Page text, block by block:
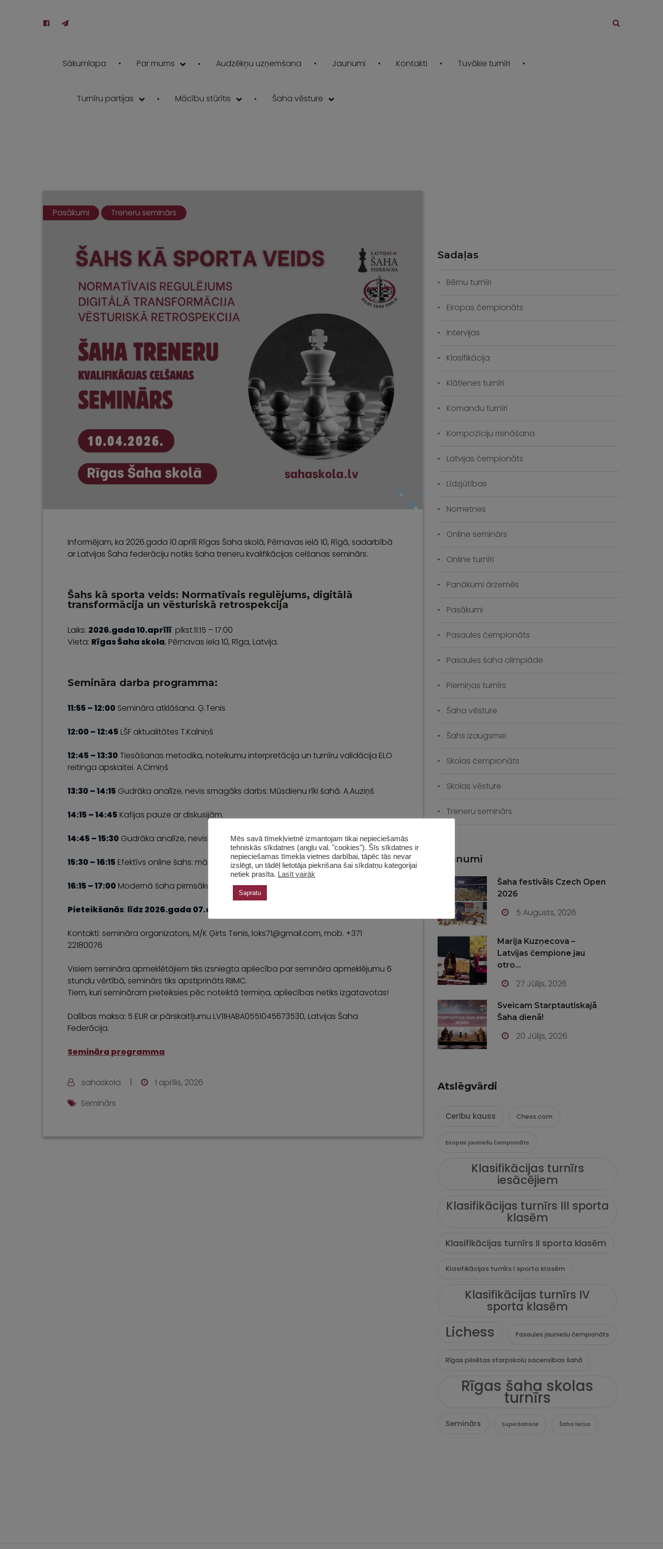
Sākumlapa Par mums Audzēkņu uzņemšana Jaunumi Kontakti Tuvākie turnīri
Turnīru partijas Mācību stūrītis Šaha vēsture
Pasākumi Treneru seminārs
Informējam, ka 2026.gada 10.aprīlī Rīgas Šaha skolā, Pērnavas ielā 10, Rīgā, sadarbībā
ar Latvijas Šaha federāciju notiks šaha treneru kvalifikācijas celšanas seminārs.
Šahs kā sporta veids: Normatīvais regulējums, digitālā
transformācija un vēsturiskā retrospekcija
Laiks: 2026.gada 10.aprīlī plkst.11:15 – 17:00
Vieta: Rīgas Šaha skola, Pērnavas iela 10, Rīga, Latvija.
Semināra darba programma:
11:55 – 12:00 Semināra atklāšana. Ģ.Tenis
12:00 – 12:45 LŠF aktualitātes T.Kalniņš
12:45 – 13:30 Tiesāšanas metodika, noteikumu interpretācija un turnīru validācija ELO
reitinga apskaitei. A.Cimiņš
13:30 – 14:15 Gudrāka analīze, nevis smagāks darbs: Mūsdienu rīki šahā. A.Auziņš
14:15 – 14:45 Kafijas pauze ar diskusijām.
14:45 – 15:30 Gudrāka analīze, nevis smagāks darbs: Mūsdienu rīki šahā. A.Auziņš
15:30 – 16:15 Efektīvs online šahs: mācību rīki, kas dod rezultātu. A.Tihomirovs
16:15 – 17:00 Modernā šaha pirmsākumus Spānijā meklējot. S.Harlinska
Pieteikšanās: līdz 2026.gada 07.aprīlim
Kontakti: semināra organizators, M/K Ģirts Tenis, loks71@gmail.com, mob. +371
22180076
Visiem semināra apmeklētājiem tiks izsniegta apliecība par semināra apmeklējumu 6
stundu vērtībā, seminārs tiks apstiprināts RIIMC.
Tiem, kuri semināram pieteiksies pēc noteiktā termiņa, apliecības netiks izgatavotas!
Dalības maksa: 5 EUR ar pārskaitījumu LV11HABA0551045673530, Latvijas Šaha
Federācija.
Semināra programma
sahaskola
1 aprīlis, 2026
Seminārs
Sadaļas
Bērnu turnīri
Eiropas čempionāts
Intervijas
Klasifikācija
Klātienes turnīri
Komandu turnīri
Kompozīciju risināšana
Latvijas čempionāts
Līdzjūtības
Nometnes
Online seminārs
Online turnīri
Panākumi ārzemēs
Pasākumi
Pasaules čempionāts
Pasaules šaha olimpiāde
Piemiņas turnīrs
Šaha vēsture
Šahs izaugsmei
Skolas čempionāts
Skolas vēsture
Treneru seminārs
Jaunumi
Šaha festivāls Czech Open
2026
5 Augusts, 2026
Marija Kuzņecova –
Latvijas čempione jau
otro...
27 Jūlijs, 2026
Sveicam Starptautiskajā
Šaha dienā!
20 Jūlijs, 2026
Atslēgvārdi
Cerību kauss Chess.com
Eiropas jauniešu čempionāts
Klasifikācijas turnīrs
iesācējiem
Klasifikācijas turnīrs III sporta
klasēm
Klasifikācijas turnīrs II sporta klasēm
Klasifikācijas turnīrs I sporta klasēm
Klasifikācijas turnīrs IV
sporta klasēm
Lichess Pasaules jauniešu čempionāts
Rīgas pilsētas starpskolu sacensības šahā
Rīgas šaha skolas
turnīrs
Seminārs Superšahiste Šaha lietus
Mēs savā tīmekļvietnē izmantojam tikai nepieciešamās
tehniskās sīkdatnes (angļu val. "cookies"). Šīs sīkdatnes ir
nepieciešamas tīmekļa vietnes darbībai, tāpēc tās nevar
izslēgt, un tādēļ lietotāja piekrišana šai sīkdatņu kategorijai
netiek prasīta. Lasīt vairāk
Sapratu